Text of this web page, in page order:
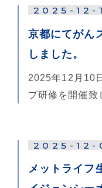
2025-12-
京都にてがん
しました。
2025年12月10
プ研修を開催致
2025-12-
メットライフ